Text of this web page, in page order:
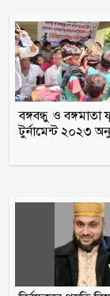
বঙ্গবন্ধু ও
টুর্নামেন্ট ২০২৩